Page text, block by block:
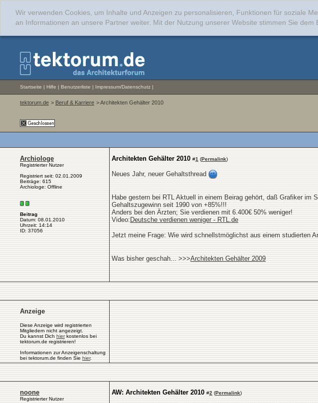
Wir verwenden Cookies, um Inhalte und Anzeigen zu personalisieren, Funktionen für soziale
an Informationen an unsere Partner weiter. Mit der Nutzung unserer Website stimmen Sie dem
Startseite | Hilfe | Benutzerliste | Impressum/Datenschutz |
tektorum.de > Beruf & Karriere > Architekten Gehälter 2010
Archiologe
Registrierter Nutzer
Registriert seit: 02.01.2009
Beiträge: 615
Archiologe: Offline
Beitrag
Datum: 08.01.2010
Uhrzeit: 14:14
ID: 37056
Architekten Gehälter 2010 #1 (Permalink)
Neues Jahr, neuer Gehaltsthread
Habe gestern bei RTL Aktuell in einem Beirag gehört, daß Grafiker
Gehaltszugewinn seit 1990 von +85%!!!
Anders bei den Ärzten; Sie verdienen mit 6.400€ 50% weniger!
Video: Deutsche verdienen weniger - RTL.de
Jetzt meine Frage: Wie wird schnellstmöglichst aus einem studierten
Was bisher geschah... >>>Architekten Gehälter 2009
Anzeige
Diese Anzeige wird registrierten
Mitgliedern nicht angezeigt.
Du kannst Dich hierkostenlos bei
tektorum.de registrieren!
Informationen zur Anzeigenschaltung
bei tektorum.de finden Sie hier.
noone
Registrierter Nutzer
AW: Architekten Gehälter 2010 #2 (Permalink)